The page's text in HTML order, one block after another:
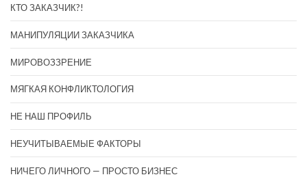
КТО ЗАКАЗЧИК?!
МАНИПУЛЯЦИИ ЗАКАЗЧИКА
МИРОВОЗЗРЕНИЕ
МЯГКАЯ КОНФЛИКТОЛОГИЯ
НЕ НАШ ПРОФИЛЬ
НЕУЧИТЫВАЕМЫЕ ФАКТОРЫ
НИЧЕГО ЛИЧНОГО — ПРОСТО БИЗНЕС